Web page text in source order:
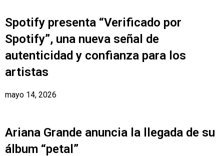
Spotify presenta “Verificado por
Spotify”, una nueva señal de
autenticidad y confianza para los
artistas
mayo 14, 2026
Ariana Grande anuncia la llegada de su
álbum “petal”